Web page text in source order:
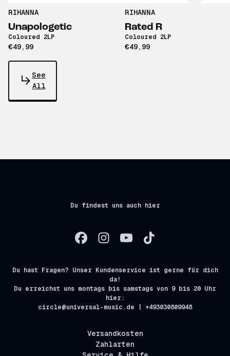
RIHANNA
Unapologetic
Coloured 2LP
€49,99
RIHANNA
Rated R
Coloured 2LP
€49,99
See
All
Du findest uns auch hier
Du hast Fragen? Unser Kundenservice ist gerne für dich
da!
Du erreichst uns montags bis samstags von 9 bis 20 Uhr
hier:
circle@universal-music.de | +493030809948
Versandkosten
Zahlarten